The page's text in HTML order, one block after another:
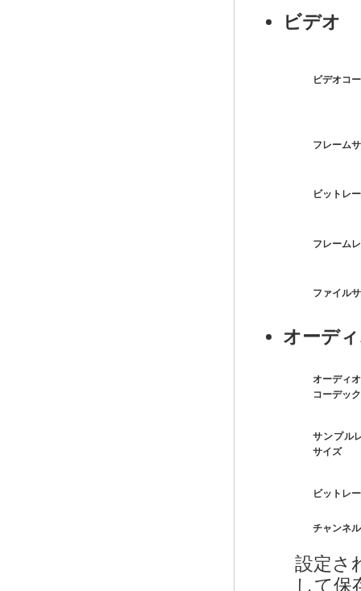
ビデオ
ビデオコ
フレーム
ビットレ
フレーム
ファイル
オーデ
オーディオ
コーデック
サンプル
サイズ
ビットレ
チャンネル
設定さ
して保